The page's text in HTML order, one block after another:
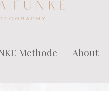
Methode About